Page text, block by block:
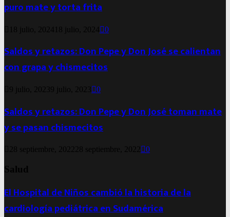
puro mate y torta frita
18 julio, 2024 18 julio, 2024 0
Saldos y retazos: Don Pepe y Don José se calientan
con grapa y chismecitos
9 julio, 20239 julio, 2023 0
Saldos y retazos: Don Pepe y Don José toman mate
y se pasan chismecitos
28 septiembre, 202228 septiembre, 2022 0
Salud
El Hospital de Niños cambió la historia de la
cardiología pediátrica en Sudamérica